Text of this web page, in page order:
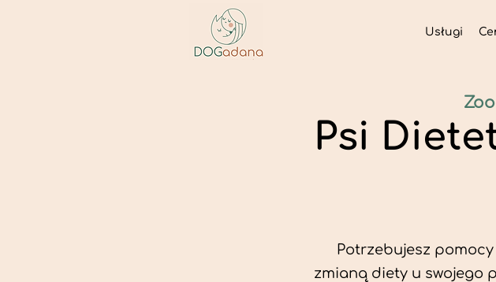
Usługi
Psi
Potrzebujesz
zmianą diety u swojego